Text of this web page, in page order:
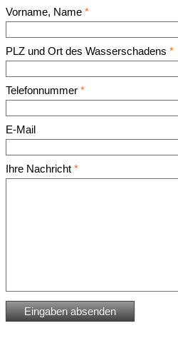
Vorname, Name *
PLZ und Ort des Wasserschadens *
Telefonnummer *
E-Mail
Ihre Nachricht *